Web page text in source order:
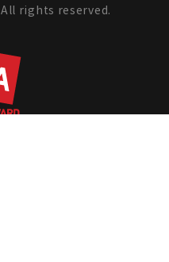
All rights reserved.